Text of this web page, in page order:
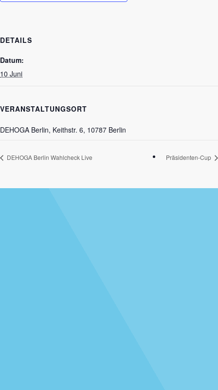
DETAILS
Datum:
10 Juni
VERANSTALTUNGSORT
DEHOGA Berlin, Keithstr. 6, 10787 Berlin
DEHOGA Berlin Wahlcheck Live Präsidenten-Cup